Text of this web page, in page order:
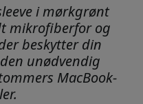
i mørkgrønt
mikrofiberfor og
beskytter din
unødvendig
MacBook-